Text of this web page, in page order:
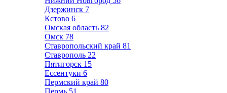
Дзержинск 7
Кстово 6
Омская область 82
Омск 78
Ставропольский край 81
Ставрополь 22
Пятигорск 15
Ессентуки 6
Пермский край 80
Пермь 51